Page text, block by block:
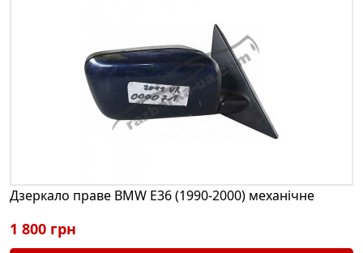
Дзеркало праве BMW E36 (1990-2000) механічне
1 800 грн